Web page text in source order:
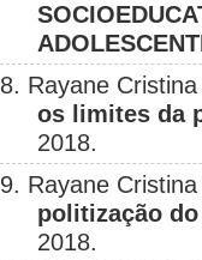
8. Rayane
os limites da
2018.
9. Rayane
politização
2018.